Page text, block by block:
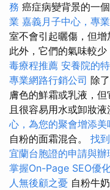
務 癌症病變背景的一
業 嘉義月子中心，專
室不會引起曬傷，但增
此外，它們的氣味較少
毒療程推薦 安養院的
專業網路行銷公司 除
膚色的鮮霜或乳液，
且很容易用水或卸妝液
心，為您的聚會增添美
自粉的面霜混合。 找
宜蘭台胞證的申請與辦
掌握On-Page SEO優
人無後顧之憂 自粉牛